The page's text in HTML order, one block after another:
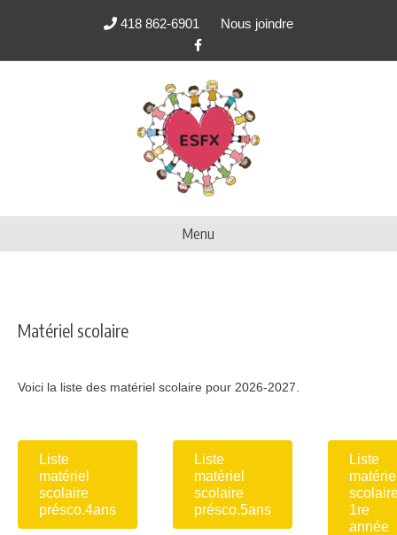
418 862-6901
Nous joindre
Facebook
Menu
Matériel scolaire
Voici la liste des matériel scolaire pour 2026-2027.
Liste
matériel
scolaire
présco.4ans
Liste
matériel
scolaire
présco.5ans
Liste
1re
année